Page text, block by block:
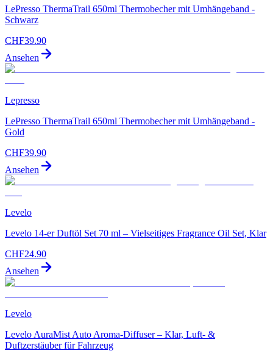
LePresso ThermaTrail 650ml Thermobecher mit Umhängeband -
Schwarz
CHF39.90
Ansehen
Lepresso
LePresso ThermaTrail 650ml Thermobecher mit Umhängeband -
Gold
CHF39.90
Ansehen
Levelo
Levelo 14-er Duftöl Set 70 ml – Vielseitiges Fragrance Oil Set, Klar
CHF24.90
Ansehen
Levelo
Levelo AuraMist Auto Aroma-Diffuser – Klar, Luft- &
Duftzerstäuber für Fahrzeug